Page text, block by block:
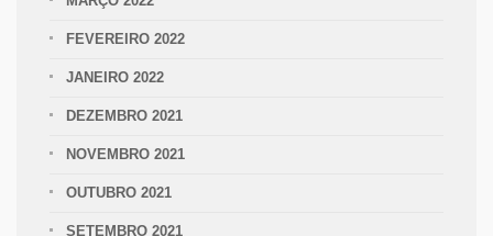
FEVEREIRO 2022
JANEIRO 2022
DEZEMBRO 2021
NOVEMBRO 2021
OUTUBRO 2021
SETEMBRO 2021